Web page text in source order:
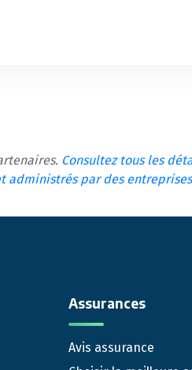
Consultez tous les
administrés par des
Assurances
Avis assurance